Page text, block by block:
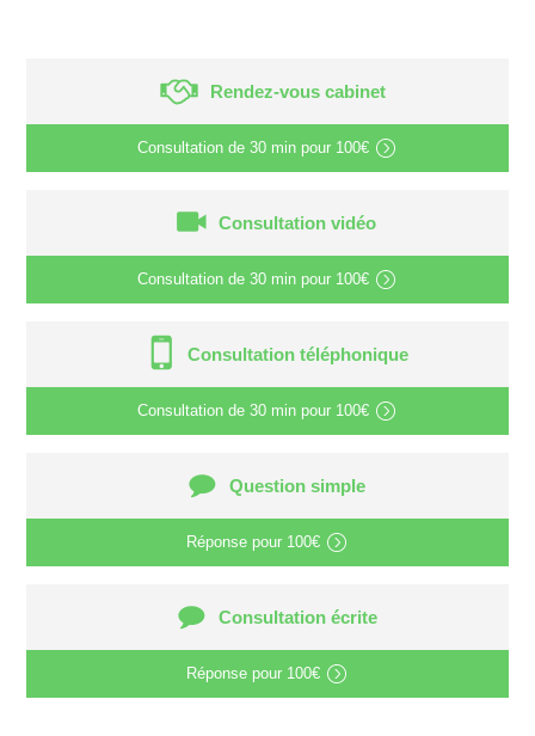
Rendez-vous cabinet
Consultation de 30 min pour 100€
Consultation vidéo
Consultation de 30 min pour 100€
Consultation téléphonique
Consultation de 30 min pour 100€
Question simple
Réponse pour 100€
Consultation écrite
Réponse pour 100€